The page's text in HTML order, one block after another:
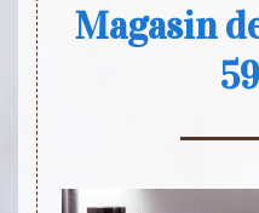
Magasin